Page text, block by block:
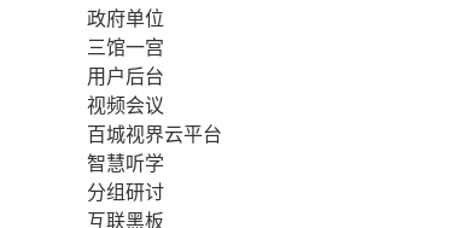
政府单位
三馆一宫
用户后台
视频会议
百城视界云平台
智慧听学
分组研讨
互联黑板